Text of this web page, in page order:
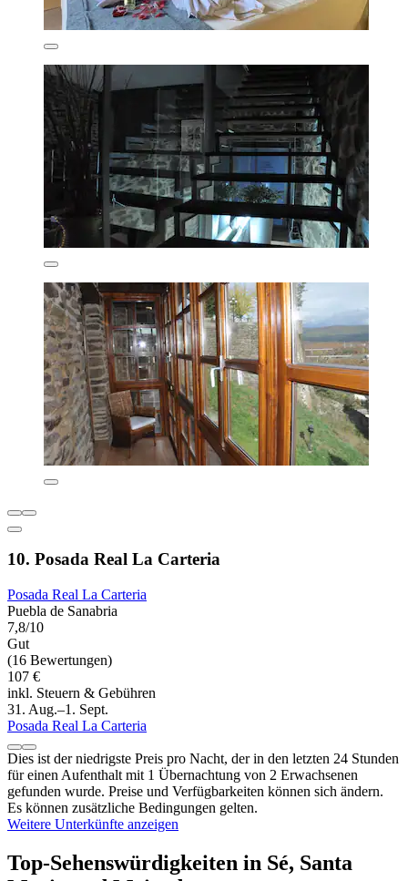
10. Posada Real La Carteria
Posada Real La Carteria
Puebla de Sanabria
7,8/10
Gut
(16 Bewertungen)
107 €
inkl. Steuern & Gebühren
31. Aug.–1. Sept.
Posada Real La Carteria
Dies ist der niedrigste Preis pro Nacht, der in den letzten 24 Stunden
für einen Aufenthalt mit 1 Übernachtung von 2 Erwachsenen
gefunden wurde. Preise und Verfügbarkeiten können sich ändern.
Es können zusätzliche Bedingungen gelten.
Weitere Unterkünfte anzeigen
Top-Sehenswürdigkeiten in Sé, Santa